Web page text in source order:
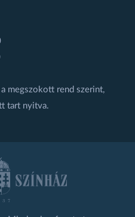
megszokott rend szerint,
tart nyitva.